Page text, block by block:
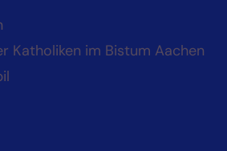
Katholiken im Bistum Aachen